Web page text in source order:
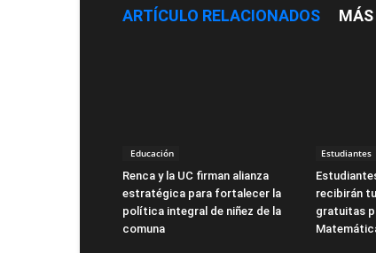
ARTÍCULO RELACIONADOS MÁS
Educación
Renca y la UC firman alianza
estratégica para fortalecer la
política integral de niñez de la
comuna
Estudiantes
recibirán
gratuitas